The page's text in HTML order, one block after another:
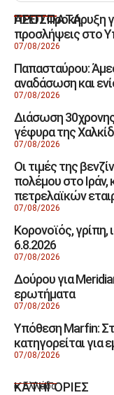
ΠΡΟΣΦΑΤΑ
ΑΣΕΠ: Προκήρυξη
προσλήψεις στο
07/08/2026
Παπασταύρου:
αναδάσωση και
07/08/2026
Διάσωση
γέφυρα της
07/08/2026
Οι τιμές της
πολέμου στο Ιράν,
πετρελαϊκών
07/08/2026
Κορονοϊός,
6.8.2026
07/08/2026
Δούρου για
ερωτήματα
07/08/2026
Υπόθεση Marfin:
κατηγορείται για
07/08/2026
ΚΑΤΗΓΟΡΙΕΣ
Ελλάδα